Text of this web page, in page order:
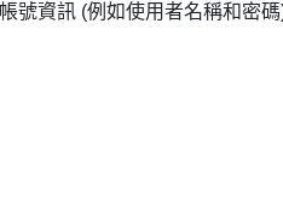
號資訊 (例如使用者名稱和密